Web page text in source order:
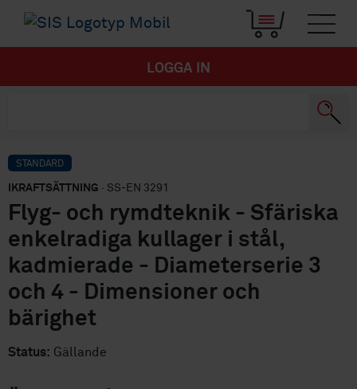
LOGGA IN
STANDARD
IKRAFTSÄTTNING · SS-EN 3291
Flyg- och rymdteknik - Sfäriska
enkelradiga kullager i stål,
kadmierade - Diameterserie 3
och 4 - Dimensioner och
bärighet
Status: Gällande